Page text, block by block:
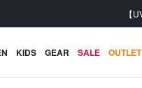
KIDS GEAR SALE OUTLET